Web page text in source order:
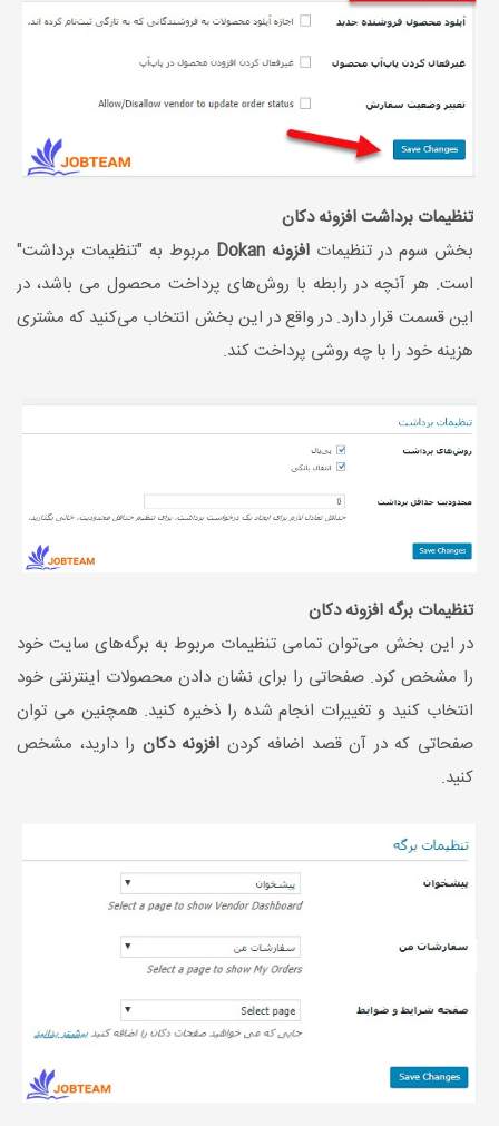
تنظیمات برداشت افزونه دکان
بخش سوم در تنظیمات افزونه Dokan
مربوط به "تنظیمات برداشت"
است. هر آنچه در رابطه با روش‌های پرداخت محصول می باشد، در
این قسمت قرار دارد. در واقع در این بخش انتخاب می‌کنید که مشتری
هزینه خود را با چه روشی پرداخت کند.
تنظیمات برگه افزونه دکان
در این بخش می‌توان تمامی تنظیمات مربوط به برگه‌های سایت خود
را مشخص کرد. صفحاتی را برای نشان دادن محصولات اینترنتی خود
انتخاب کنید و تغییرات انجام شده را ذخیره کنید. همچنین می توان
صفحاتی که در آن قصد اضافه کردن افزونه دکان را دارید، مشخص
کنید.